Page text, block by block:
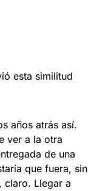
esta similitud
años atrás así.
ver a la otra
de una
que fuera, sin
claro. Llegar a